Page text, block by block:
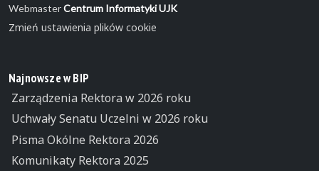
WebmasterCentrum Informatyki UJK
Zmień ustawienia plików cookie
Najnowsze w BIP
Zarządzenia Rektora w 2026 roku
Uchwały Senatu Uczelni w 2026 roku
Pisma Okólne Rektora 2026
Komunikaty Rektora 2025